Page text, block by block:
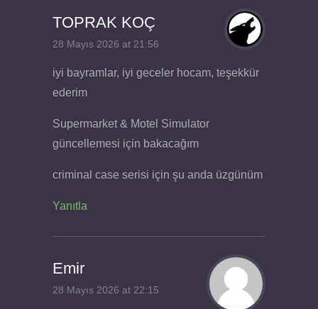
TOPRAK KOÇ
28 Mayıs 2026 at 21:56
iyi bayramlar, iyi geceler hocam, teşekkür
ederim
Supermarket & Motel Simulator
güncellemesi için bakacağım
criminal case serisi için şu anda üzgünüm
Yanıtla
Emir
28 Mayıs 2026 at 22:15